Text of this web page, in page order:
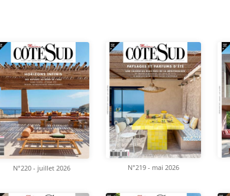
N°220 - juillet 2026 N°219 - mai 2026